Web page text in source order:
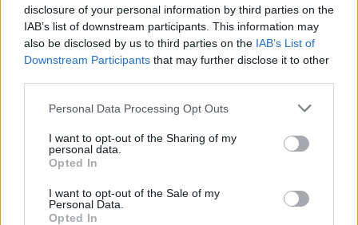
disclosure of your personal information by third parties on the
IAB’s list of downstream participants. This information may
also be disclosed by us to third parties on the IAB’s List of
Downstream Participants that may further disclose it to other
Personal Data Processing Opt Outs
I want to opt-out of the Sharing of my
personal data.
Opted In
I want to opt-out of the Sale of my
Personal Data.
Opted In